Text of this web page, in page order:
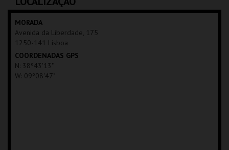
MAIS INFO
MORADA
Avenida da Liberdade, 175
1250-141 Lisboa
COORDENADAS GPS
N: 38º43'13"
W: 09º08'47"